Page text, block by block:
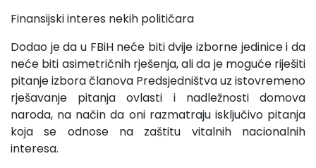
Finansijski interes nekih političara
Dodao je da u FBiH neće biti dvije izborne jedinice i da
neće biti asimetričnih rješenja, ali da je moguće riješiti
pitanje izbora članova Predsjedništva uz istovremeno
rješavanje pitanja ovlasti i nadležnosti domova
naroda, na način da oni razmatraju isključivo pitanja
koja se odnose na zaštitu vitalnih nacionalnih
interesa.